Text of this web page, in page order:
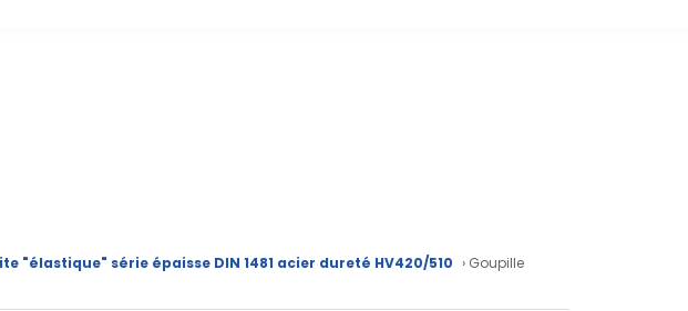
"élastique" série épaisse DIN 1481 acier dureté HV420/510 › Goupille